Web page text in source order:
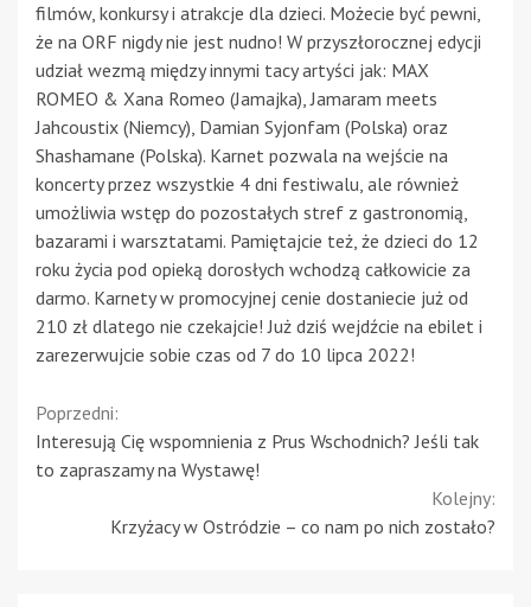
filmów, konkursy i atrakcje dla dzieci. Możecie być pewni,
że na ORF nigdy nie jest nudno! W przyszłorocznej edycji
udział wezmą między innymi tacy artyści jak: MAX
ROMEO & Xana Romeo (Jamajka), Jamaram meets
Jahcoustix (Niemcy), Damian Syjonfam (Polska) oraz
Shashamane (Polska). Karnet pozwala na wejście na
koncerty przez wszystkie 4 dni festiwalu, ale również
umożliwia wstęp do pozostałych stref z gastronomią,
bazarami i warsztatami. Pamiętajcie też, że dzieci do 12
roku życia pod opieką dorosłych wchodzą całkowicie za
darmo. Karnety w promocyjnej cenie dostaniecie już od
210 zł dlatego nie czekajcie! Już dziś wejdźcie na ebilet i
zarezerwujcie sobie czas od 7 do 10 lipca 2022!
Continue
Reading
Poprzedni:
Interesują Cię wspomnienia z Prus Wschodnich? Jeśli tak
to zapraszamy na Wystawę!
Kolejny:
Krzyżacy w Ostródzie – co nam po nich zostało?